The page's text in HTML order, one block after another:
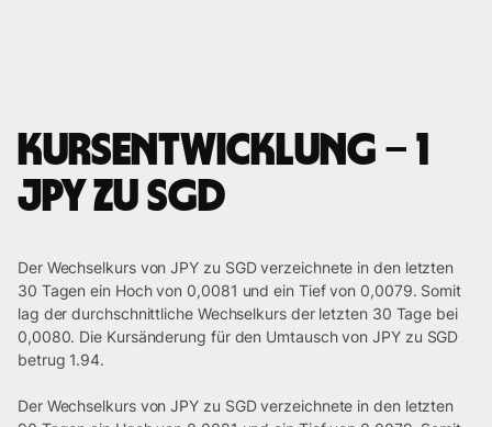
Kursentwicklung – 1
JPY zu SGD
Der Wechselkurs von JPY zu SGD verzeichnete in den letzten
30 Tagen ein Hoch von 0,0081 und ein Tief von 0,0079. Somit
lag der durchschnittliche Wechselkurs der letzten 30 Tage bei
0,0080. Die Kursänderung für den Umtausch von JPY zu SGD
betrug 1.94.
Der Wechselkurs von JPY zu SGD verzeichnete in den letzten